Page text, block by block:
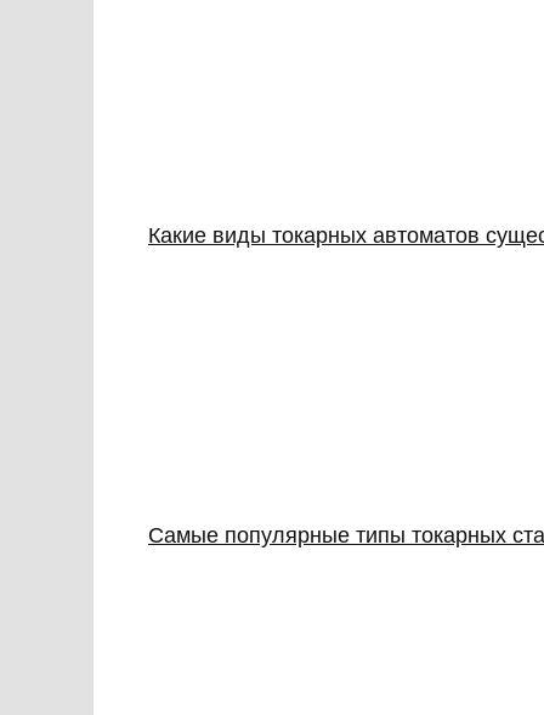
Какие виды токарных автоматов
Самые популярные типы токарных